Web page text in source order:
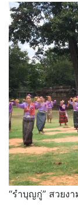
“รำบุญกู่” สวยง